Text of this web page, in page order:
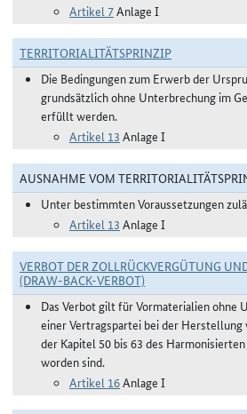
Artikel 7Anlage I
TERRITORIALITÄTSPRINZIP
Die Bedingungen zum Erwerb der
grundsätzlich ohne Unterbrechung im
erfüllt werden.
Artikel 13 Anlage I
AUSNAHME VOM
Unter bestimmten Voraussetzungen
Artikel 13 Anlage I
VERBOT DER ZOLLRÜCKVERGÜTUNG
(DRAW-BACK-VERBOT)
Das Verbot gilt für Vormaterialien ohne
einer Vertragspartei bei der Herstellung
der Kapitel 50 bis 63 des
worden sind.
Artikel 16Anlage I